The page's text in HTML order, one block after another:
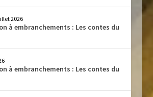
2026
à embranchements : Les contes du
à embranchements : Les contes du